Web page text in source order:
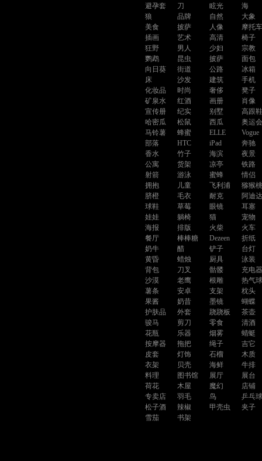
避孕套
刀 眩光
海
狼
品牌 自然
大象
美食
披萨 人像
摩托车
插画
艺术 高清
椅子
狂野
男人 少妇
宗教
鹦鹉
昆虫 披萨
面包
向日葵
街道 公路
冰箱
床
沙发 建筑
手机
化妆品
时尚 奢侈
凳子
矿泉水
红酒 画册
肖像
宣传册
纪实 别墅
高跟鞋
哈密瓜
松鼠 西瓜
奥运会
马铃薯
蜂蜜 ELLE
Vogue
部落
HTC iPad
奔驰
香水
竹子 海滨
夜景
公寓
货架 凉亭
铁路
射箭
游泳 蜜蜂
情侣
拥抱
儿童 飞利浦
猕猴桃
脐橙
毛衣 耐克
阿迪
球鞋
草莓 眼镜
耳塞
娃娃
躺椅 猫
宠物
海报
排版 火柴
火车
餐厅
棒棒糖 Dezeen
折纸
奶牛
醋 铲子
台灯
黄昏
蜡烛 厨具
泳装
背包
刀叉 骷髅
充电器
沙漠
老鹰 根雕
热气球
薯条
安卓 支架
枕头
果酱
奶昔 墨镜
蝴蝶
护肤品
外套 跷跷板
茶壶
骏马
剪刀 零食
清酒
花瓶
乐器 烟雾
蜻蜓
按摩器
拖把 绳子
吉它
皮套
灯饰 石榴
木质
衣架
贝壳 海鲜
牛排
料理
图书馆 展厅
展台
荷花
木屋 魔幻
店铺
专卖店
羽毛 鸟
乒乓球
松子酒
辣椒 甲壳虫
夹子
雪茄
书架